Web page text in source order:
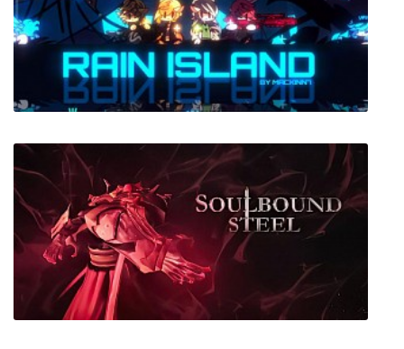
Creo God Simulator
Rain Island